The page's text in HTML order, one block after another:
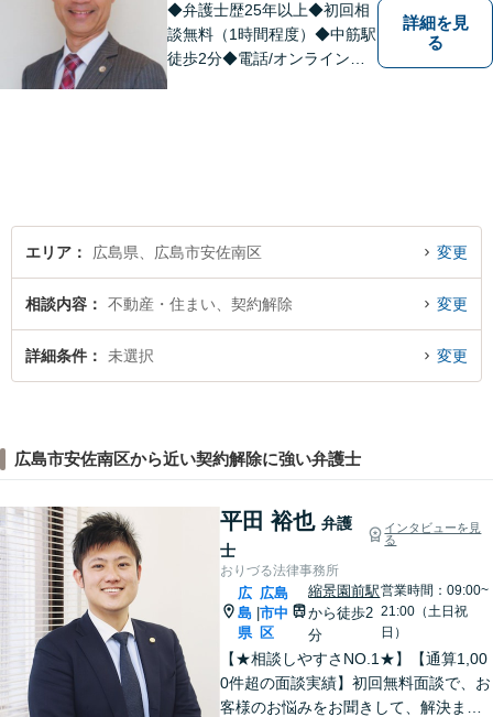
◆弁護士歴25年以上◆初回相
談無料（1時間程度）◆中筋駅
徒歩2分◆電話/オンライン相
します。
詳細を見
る
エリア 広島県、広島市安佐南区 変更
相談内容 不動産・住まい、契約解除 変更
詳細条件 未選択 変更
広島市安佐南区から近い契約解除に強い弁護士
平田 裕也 弁護
士
インタビューを見
る
おりづる法律事務所
広
島
県
|
広島
市中
区
縮景園前駅
から徒歩2
分
営業時間：09:00~
21:00（土日祝
日）
【★相談しやすさNO.1★】【通算1,00
0件超の面談実績】初回無料面談で、お
客様のお悩みをお聞きして、解決まで